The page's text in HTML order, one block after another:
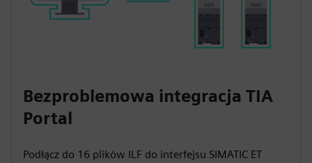
Bezproblemowa integracja TIA
Portal
Podłącz do 16 plików ILF do interfejsu SIMATIC ET